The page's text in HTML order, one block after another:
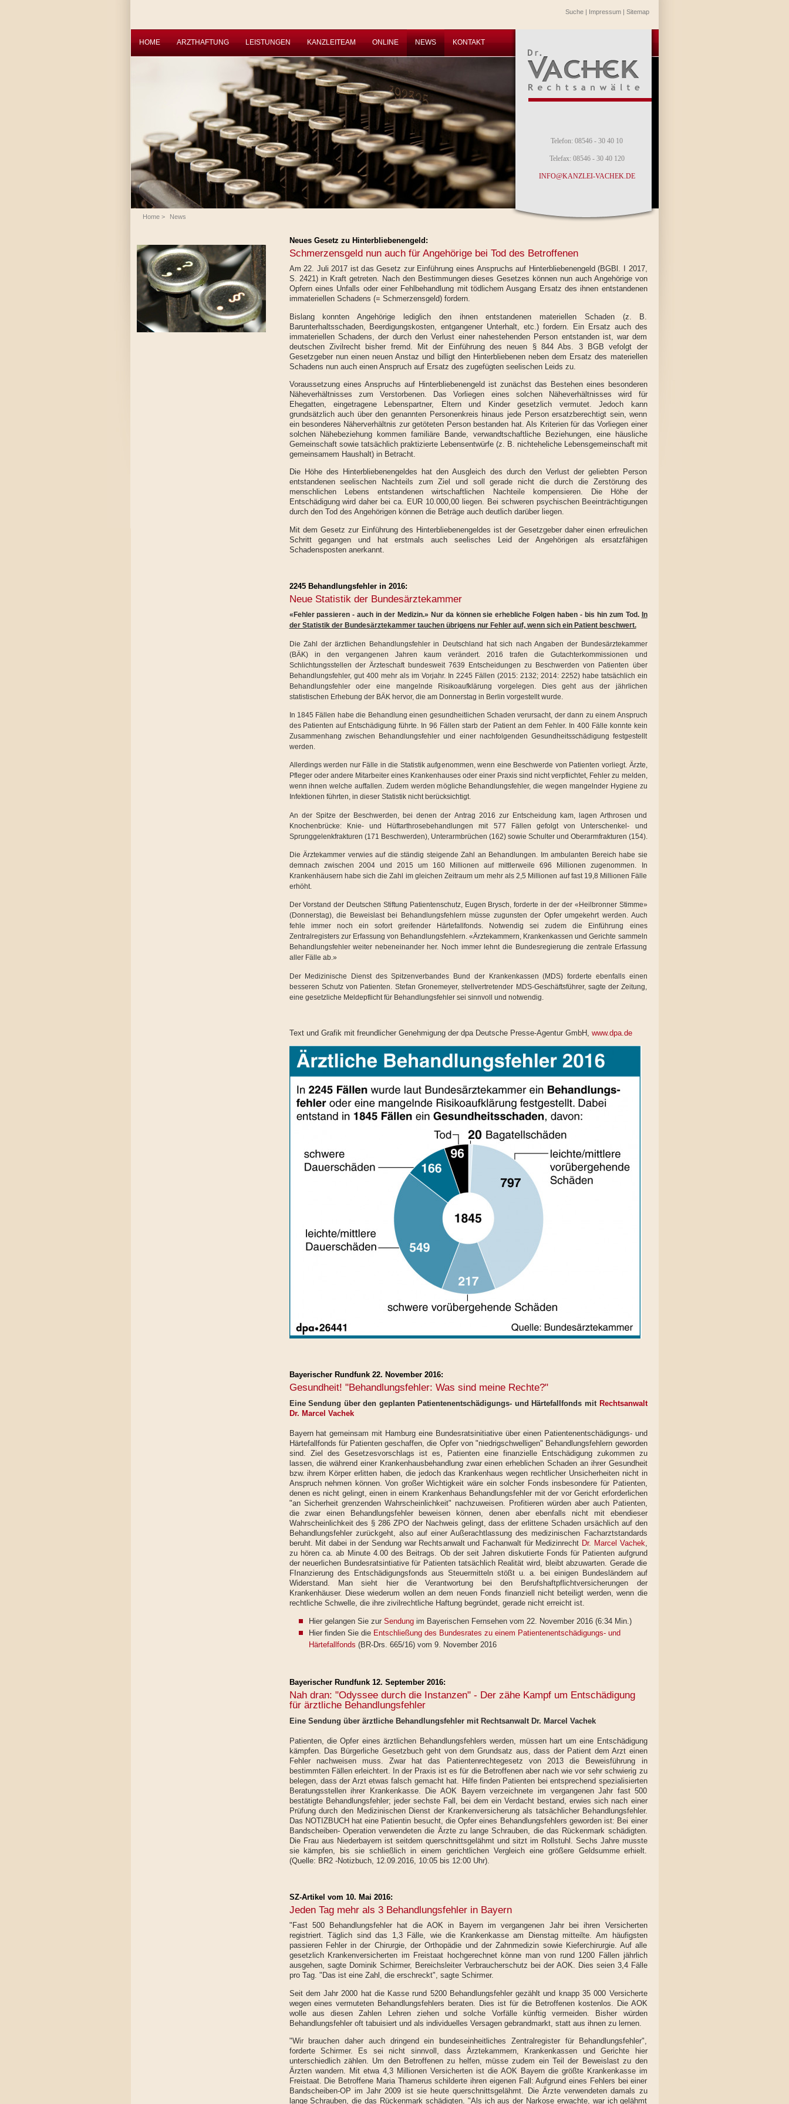
Suche| Impressum| Sitemap
HOME ARZTHAFTUNG LEISTUNGEN KANZLEITEAM ONLINE NEWS KONTAKT
Telefon: 08546 - 30 40 10
Telefax: 08546 - 30 40 120
INFO@KANZLEI-VACHEK.DE
Home> News
Neues Gesetz zu Hinterbliebenengeld:
Schmerzensgeld nun auch für Angehörige bei Tod des Betroffenen
Am 22. Juli 2017 ist das Gesetz zur Einführung eines Anspruchs auf Hinterbliebenengeld (BGBl. I 2017,
S. 2421) in Kraft getreten. Nach den Bestimmungen dieses Gesetzes können nun auch Angehörige von
Opfern eines Unfalls oder einer Fehlbehandlung mit tödlichem Ausgang Ersatz des ihnen entstandenen
immateriellen Schadens (= Schmerzensgeld) fordern.
Bislang konnten Angehörige lediglich den ihnen entstandenen materiellen Schaden (z. B.
Barunterhaltsschaden, Beerdigungskosten, entgangener Unterhalt, etc.) fordern. Ein Ersatz auch des
immateriellen Schadens, der durch den Verlust einer nahestehenden Person entstanden ist, war dem
deutschen Zivilrecht bisher fremd. Mit der Einführung des neuen § 844 Abs. 3 BGB vefolgt der
Gesetzgeber nun einen neuen Anstaz und billigt den Hinterbliebenen neben dem Ersatz des materiellen
Schadens nun auch einen Anspruch auf Ersatz des zugefügten seelischen Leids zu.
Voraussetzung eines Anspruchs auf Hinterbliebenengeld ist zunächst das Bestehen eines besonderen
Näheverhältnisses zum Verstorbenen. Das Vorliegen eines solchen Näheverhältnisses wird für
Ehegatten, eingetragene Lebenspartner, Eltern und Kinder gesetzlich vermutet. Jedoch kann
grundsätzlich auch über den genannten Personenkreis hinaus jede Person ersatzberechtigt sein, wenn
ein besonderes Näherverhältnis zur getöteten Person bestanden hat. Als Kriterien für das Vorliegen einer
solchen Nähebeziehung kommen familiäre Bande, verwandtschaftliche Beziehungen, eine häusliche
Gemeinschaft sowie tatsächlich praktizierte Lebensentwürfe (z. B. nichteheliche Lebensgemeinschaft mit
gemeinsamem Haushalt) in Betracht.
Die Höhe des Hinterbliebenengeldes hat den Ausgleich des durch den Verlust der geliebten Person
entstandenen seelischen Nachteils zum Ziel und soll gerade nicht die durch die Zerstörung des
menschlichen Lebens entstandenen wirtschaftlichen Nachteile kompensieren. Die Höhe der
Entschädigung wird daher bei ca. EUR 10.000,00 liegen. Bei schweren psychischen Beeinträchtigungen
durch den Tod des Angehörigen können die Beträge auch deutlich darüber liegen.
Mit dem Gesetz zur Einführung des Hinterbliebenengeldes ist der Gesetzgeber daher einen erfreulichen
Schritt gegangen und hat erstmals auch seelisches Leid der Angehörigen als ersatzfähigen
Schadensposten anerkannt.
2245 Behandlungsfehler in 2016:
Neue Statistik der Bundesärztekammer
«Fehler passieren - auch in der Medizin.» Nur da können sie erhebliche Folgen haben - bis hin zum Tod. In
der Statistik der Bundesärztekammer tauchen übrigens nur Fehler auf, wenn sich ein Patient beschwert.
Die Zahl der ärztlichen Behandlungsfehler in Deutschland hat sich nach Angaben der Bundesärztekammer
(BÄK) in den vergangenen Jahren kaum verändert. 2016 trafen die Gutachterkommissionen und
Schlichtungsstellen der Ärzteschaft bundesweit 7639 Entscheidungen zu Beschwerden von Patienten über
Behandlungsfehler, gut 400 mehr als im Vorjahr. In 2245 Fällen (2015: 2132; 2014: 2252) habe tatsächlich ein
Behandlungsfehler oder eine mangelnde Risikoaufklärung vorgelegen. Dies geht aus der jährlichen
statistischen Erhebung der BÄK hervor, die am Donnerstag in Berlin vorgestellt wurde.
In 1845 Fällen habe die Behandlung einen gesundheitlichen Schaden verursacht, der dann zu einem Anspruch
des Patienten auf Entschädigung führte. In 96 Fällen starb der Patient an dem Fehler. In 400 Fälle konnte kein
Zusammenhang zwischen Behandlungsfehler und einer nachfolgenden Gesundheitsschädigung festgestellt
werden.
Allerdings werden nur Fälle in die Statistik aufgenommen, wenn eine Beschwerde von Patienten vorliegt. Ärzte,
Pfleger oder andere Mitarbeiter eines Krankenhauses oder einer Praxis sind nicht verpflichtet, Fehler zu melden,
wenn ihnen welche auffallen. Zudem werden mögliche Behandlungsfehler, die wegen mangelnder Hygiene zu
Infektionen führten, in dieser Statistik nicht berücksichtigt.
An der Spitze der Beschwerden, bei denen der Antrag 2016 zur Entscheidung kam, lagen Arthrosen und
Knochenbrücke: Knie- und Hüftarthrosebehandlungen mit 577 Fällen gefolgt von Unterschenkel- und
Sprunggelenkfrakturen (171 Beschwerden), Unterarmbrüchen (162) sowie Schulter und Oberarmfrakturen (154).
Die Ärztekammer verwies auf die ständig steigende Zahl an Behandlungen. Im ambulanten Bereich habe sie
demnach zwischen 2004 und 2015 um 160 Millionen auf mittlerweile 696 Millionen zugenommen. In
Krankenhäusern habe sich die Zahl im gleichen Zeitraum um mehr als 2,5 Millionen auf fast 19,8 Millionen Fälle
erhöht.
Der Vorstand der Deutschen Stiftung Patientenschutz, Eugen Brysch, forderte in der der «Heilbronner Stimme»
(Donnerstag), die Beweislast bei Behandlungsfehlern müsse zugunsten der Opfer umgekehrt werden. Auch
fehle immer noch ein sofort greifender Härtefallfonds. Notwendig sei zudem die Einführung eines
Zentralregisters zur Erfassung von Behandlungsfehlern. «Ärztekammern, Krankenkassen und Gerichte sammeln
Behandlungsfehler weiter nebeneinander her. Noch immer lehnt die Bundesregierung die zentrale Erfassung
aller Fälle ab.»
Der Medizinische Dienst des Spitzenverbandes Bund der Krankenkassen (MDS) forderte ebenfalls einen
besseren Schutz von Patienten. Stefan Gronemeyer, stellvertretender MDS-Geschäftsführer, sagte der Zeitung,
eine gesetzliche Meldepflicht für Behandlungsfehler sei sinnvoll und notwendig.
Text und Grafik mit freundlicher Genehmigung der dpa Deutsche Presse-Agentur GmbH, www.dpa.de
Bayerischer Rundfunk 22. November 2016:
Gesundheit! "Behandlungsfehler: Was sind meine Rechte?"
Eine Sendung über den geplanten Patientenentschädigungs- und Härtefallfonds mit Rechtsanwalt
Dr. Marcel Vachek
Bayern hat gemeinsam mit Hamburg eine Bundesratsinitiative über einen Patientenentschädigungs- und
Härtefallfonds für Patienten geschaffen, die Opfer von "niedrigschwelligen" Behandlungsfehlern geworden
sind. Ziel des Gesetzesvorschlags ist es, Patienten eine finanzielle Entschädigung zukommen zu
lassen, die während einer Krankenhausbehandlung zwar einen erheblichen Schaden an ihrer Gesundheit
bzw. ihrem Körper erlitten haben, die jedoch das Krankenhaus wegen rechtlicher Unsicherheiten nicht in
Anspruch nehmen können. Von großer Wichtigkeit wäre ein solcher Fonds insbesondere für Patienten,
denen es nicht gelingt, einen in einem Krankenhaus Behandlungsfehler mit der vor Gericht erforderlichen
"an Sicherheit grenzenden Wahrscheinlichkeit" nachzuweisen. Profitieren würden aber auch Patienten,
die zwar einen Behandlungsfehler beweisen können, denen aber ebenfalls nicht mit ebendieser
Wahrscheinlichkeit des § 286 ZPO der Nachweis gelingt, dass der erlittene Schaden ursächlich auf den
Behandlungsfehler zurückgeht, also auf einer Außerachtlassung des medizinischen Facharztstandards
beruht. Mit dabei in der Sendung war Rechtsanwalt und Fachanwalt für Medizinrecht Dr. Marcel Vachek
zu hören ca. ab Minute 4.00 des Beitrags. Ob der seit Jahren diskutierte Fonds für Patienten aufgrund
der neuerlichen Bundesratsintiative für Patienten tatsächlich Realität wird, bleibt abzuwarten. Gerade die
FInanzierung des Entschädigungsfonds aus Steuermitteln stößt u. a. bei einigen Bundesländern auf
Widerstand. Man sieht hier die Verantwortung bei den Berufshaftpflichtversicherungen der
Krankenhäuser. Diese wiederum wollen an dem neuen Fonds finanziell nicht beteiligt werden, wenn die
rechtliche Schwelle, die ihre zivilrechtliche Haftung begründet, gerade nicht erreicht ist.
Hier gelangen Sie zurSendung im Bayerischen Fernsehen vom 22. November 2016 (6:34 Min.)
Hier finden Sie die Entschließung des Bundesrates zu einem Patientenentschädigungs- und
Härtefallfonds (BR-Drs. 665/16) vom 9. November 2016
Bayerischer Rundfunk 12. September 2016:
Nah dran: "Odyssee durch die Instanzen" - Der zähe Kampf um Entschädigung
für ärztliche Behandlungsfehler
Eine Sendung über ärztliche Behandlungsfehler mit Rechtsanwalt Dr. Marcel Vachek
Patienten, die Opfer eines ärztlichen Behandlungsfehlers werden, müssen hart um eine Entschädigung
kämpfen. Das Bürgerliche Gesetzbuch geht von dem Grundsatz aus, dass der Patient dem Arzt einen
Fehler nachweisen muss. Zwar hat das Patientenrechtegesetz von 2013 die Beweisführung in
bestimmten Fällen erleichtert. In der Praxis ist es für die Betroffenen aber nach wie vor sehr schwierig zu
belegen, dass der Arzt etwas falsch gemacht hat. Hilfe finden Patienten bei entsprechend spezialisierten
Beratungsstellen ihrer Krankenkasse. Die AOK Bayern verzeichnete im vergangenen Jahr fast 500
bestätigte Behandlungsfehler; jeder sechste Fall, bei dem ein Verdacht bestand, erwies sich nach einer
Prüfung durch den Medizinischen Dienst der Krankenversicherung als tatsächlicher Behandlungsfehler.
Das NOTIZBUCH hat eine Patientin besucht, die Opfer eines Behandlungsfehlers geworden ist: Bei einer
Bandscheiben- Operation verwendeten die Ärzte zu lange Schrauben, die das Rückenmark schädigten.
Die Frau aus Niederbayern ist seitdem querschnittsgelähmt und sitzt im Rollstuhl. Sechs Jahre musste
sie kämpfen, bis sie schließlich in einem gerichtlichen Vergleich eine größere Geldsumme erhielt.
(Quelle: BR2 -Notizbuch, 12.09.2016, 10:05 bis 12:00 Uhr).
SZ-Artikel vom 10. Mai 2016:
Jeden Tag mehr als 3 Behandlungsfehler in Bayern
"Fast 500Behandlungsfehler hat die AOK in Bayern im vergangenen Jahr bei ihren Versicherten
registriert. Täglich sind das 1,3Fälle, wie die Krankenkasse am Dienstag mitteilte. Am häufigsten
passieren Fehler in der Chirurgie, der Orthopädie und der Zahnmedizin sowie Kieferchirurgie. Auf alle
gesetzlich Krankenversicherten im Freistaat hochgerechnet könne man von rund 1200 Fällen jährlich
ausgehen, sagte Dominik Schirmer, Bereichsleiter Verbraucherschutz bei der AOK. Dies seien 3,4Fälle
pro Tag. "Das ist eine Zahl, die erschreckt", sagte Schirmer.
Seit dem Jahr 2000 hat die Kasse rund 5200Behandlungsfehler gezählt und knapp 35 000 Versicherte
wegen eines vermuteten Behandlungsfehlers beraten. Dies ist für die Betroffenen kostenlos. Die AOK
wolle aus diesen Zahlen Lehren ziehen und solche Vorfälle künftig vermeiden. Bisher würden
Behandlungsfehler oft tabuisiert und als individuelles Versagen gebrandmarkt, statt aus ihnen zu lernen.
"Wir brauchen daher auch dringend ein bundeseinheitliches Zentralregister für Behandlungsfehler",
forderte Schirmer. Es sei nicht sinnvoll, dass Ärztekammern, Krankenkassen und Gerichte hier
unterschiedlich zählen. Um den Betroffenen zu helfen, müsse zudem ein Teil der Beweislast zu den
Ärzten wandern. Mit etwa 4,3Millionen Versicherten ist die AOK Bayern die größte Krankenkasse im
Freistaat. Die Betroffene Maria Thamerus schilderte ihren eigenen Fall: Aufgrund eines Fehlers bei einer
Bandscheiben-OP im Jahr 2009 ist sie heute querschnittsgelähmt. Die Ärzte verwendeten damals zu
lange Schrauben, die das Rückenmark schädigten. "Als ich aus der Narkose erwachte, war ich gelähmt